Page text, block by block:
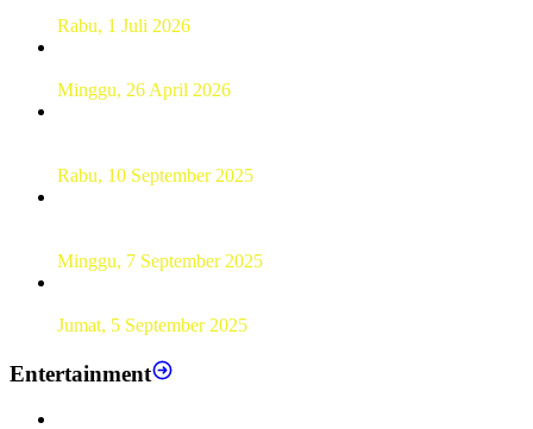
Rabu, 1 Juli 2026
Minggu, 26 April 2026
Rabu, 10 September 2025
Minggu, 7 September 2025
Jumat, 5 September 2025
Entertainment